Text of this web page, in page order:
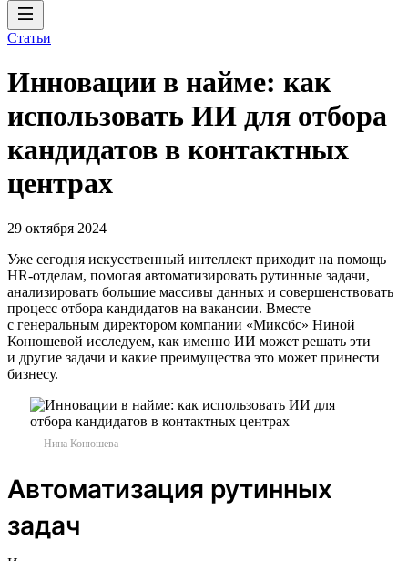
Статьи
Инновации в найме: как
использовать ИИ для отбора
кандидатов в контактных
центрах
29 октября 2024
Уже сегодня искусственный интеллект приходит на помощь
HR-отделам, помогая автоматизировать рутинные задачи,
анализировать большие массивы данных и совершенствовать
процесс отбора кандидатов на вакансии. Вместе
с генеральным директором компании «Миксбс» Ниной
Конюшевой исследуем, как именно ИИ может решать эти
и другие задачи и какие преимущества это может принести
бизнесу.
Нина Конюшева
Автоматизация рутинных
задач